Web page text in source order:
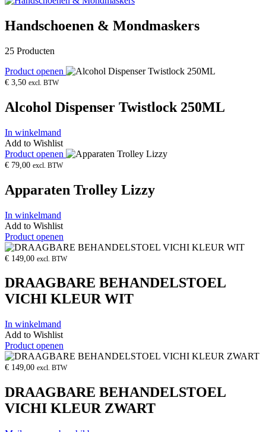
Handschoenen & Mondmaskers
25 Producten
Product openen
€ 3,50 excl. BTW
Alcohol Dispenser Twistlock 250ML
In winkelmand
Add to Wishlist
Product openen
€ 79,00 excl. BTW
Apparaten Trolley Lizzy
In winkelmand
Add to Wishlist
Product openen
€ 149,00 excl. BTW
DRAAGBARE BEHANDELSTOEL
VICHI KLEUR WIT
In winkelmand
Add to Wishlist
Product openen
€ 149,00 excl. BTW
DRAAGBARE BEHANDELSTOEL
VICHI KLEUR ZWART